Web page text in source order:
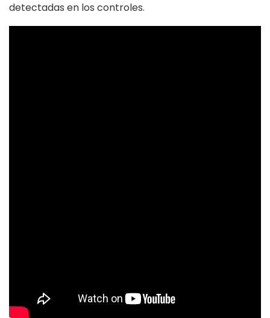
detectadas en los controles.